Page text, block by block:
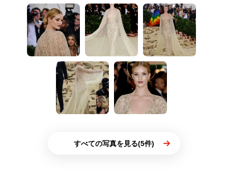
すべての写真を見る(5件)